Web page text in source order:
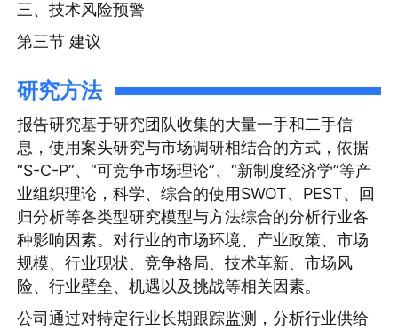
三、技术风险预警
第三节 建议
研究方法
报告研究基于研究团队收集的大量一手和二手信
息，使用案头研究与市场调研相结合的方式，依据
“S-C-P”、“可竞争市场理论”、“新制度经济学”等产
业组织理论，科学、综合的使用SWOT、PEST、回
归分析等各类型研究模型与方法综合的分析行业各
种影响因素。对行业的市场环境、产业政策、市场
规模、行业现状、竞争格局、技术革新、市场风
险、行业壁垒、机遇以及挑战等相关因素。
公司通过对特定行业长期跟踪监测，分析行业供给